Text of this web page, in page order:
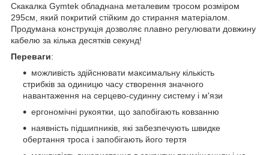
Скакалка Gymtek обладнана металевим тросом розміром
295см, який покритий стійким до стирання матеріалом.
Продумана конструкція дозволяє плавно регулювати довжину
кабелю за кілька десятків секунд!
Переваги:
можливість здійснювати максимальну кількість
стрибків за одиницю часу створення значного
навантаження на серцево-судинну систему і м'язи
ергономічні рукоятки, що запобігають ковзанню
наявність підшипників, які забезпечують швидке
обертання троса і запобігають його тертя